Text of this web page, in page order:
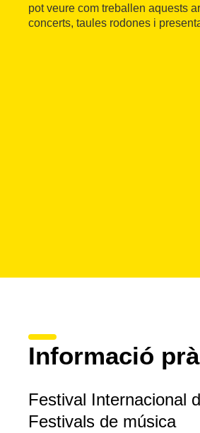
pot veure com treballen aquests
concerts, taules rodones i
Informació
Festival Internacional
Festivals de música